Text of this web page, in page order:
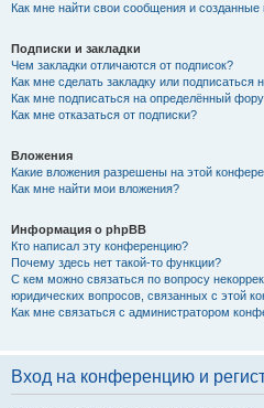
Как мне найти свои сообщения и
Подписки и закладки
Чем закладки отличаются от подписок?
Как мне сделать закладку или подписаться
Как мне подписаться на определённый
Как мне отказаться от подписки?
Вложения
Какие вложения разрешены на этой
Как мне найти мои вложения?
Информация о phpBB
Кто написал эту конференцию?
Почему здесь нет такой-то функции?
С кем можно связаться по вопросу
юридических вопросов, связанных с этой
Как мне связаться с администратором
Вход на конференцию и